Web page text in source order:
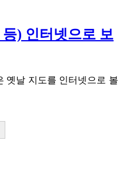
) 인터넷으로 보
옛날 지도를 인터넷으로 볼